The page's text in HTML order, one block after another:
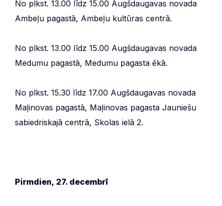
No plkst. 13.00 līdz 15.00 Augšdaugavas novada
Ambeļu pagastā, Ambeļu kultūras centrā.
No plkst. 13.00 līdz 15.00 Augšdaugavas novada
Medumu pagastā, Medumu pagasta ēkā.
No plkst. 15.30 līdz 17.00 Augšdaugavas novada
Maļinovas pagastā, Maļinovas pagasta Jauniešu
sabiedriskajā centrā, Skolas ielā 2.
Pirmdien, 27. decembrī